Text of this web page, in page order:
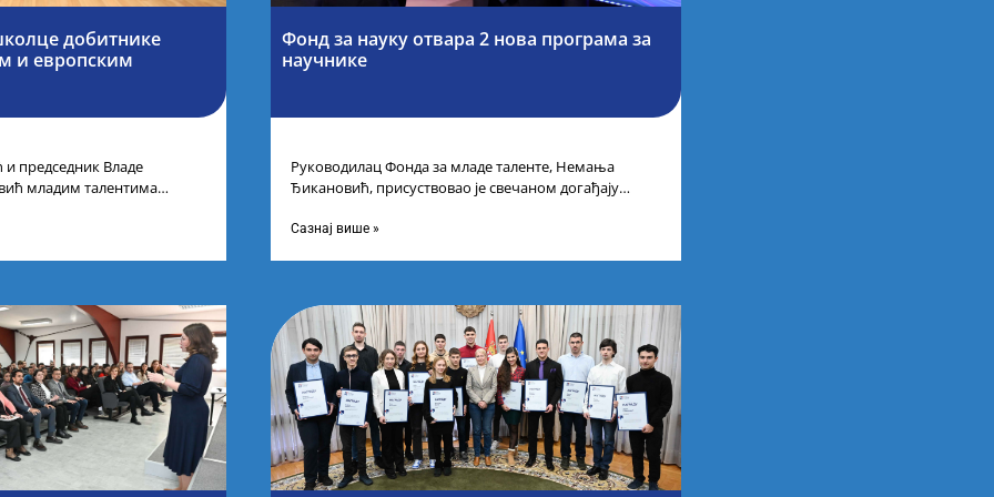
добитнике
и европским
председник Владе
младим талентима
Фонд за науку отвара 2 нова програма за
научнике
Руководилац Фонда за младе таленте, Немања
Ђикановић, присуствовао је свечаном догађају
на
Сазнај више »